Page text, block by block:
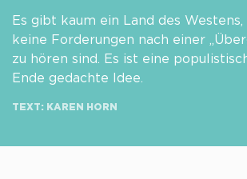
Es gibt kaum ein Land des
keine Forderungen nach einer
zu hören sind. Es ist eine
Ende gedachte Idee.
TEXT: KAREN HORN